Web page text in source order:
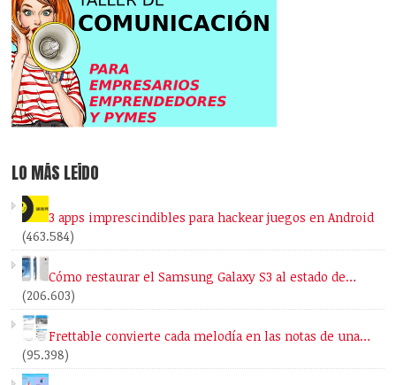
LO MÁS LEÍDO
3 apps imprescindibles para hackear juegos en Android
(463.584)
Cómo restaurar el Samsung Galaxy S3 al estado de…
(206.603)
Frettable convierte cada melodía en las notas de una…
(95.398)